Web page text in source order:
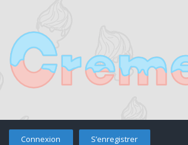
Connexion S’enregistrer